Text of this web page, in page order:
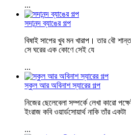
...
সদানন্দ ব্যাঙের গল্প
বিষাই সাপের খুব মন খারাপ। তার বৌ
সে ঘরের এক কোণে সেই যে
...
স্কুল আর অবিনাশ স্যারের গল্প
নিজের ছেলেবেলা সম্পর্কে লেখা কারো
ইংরাজ কবি ওয়ার্ডসোয়ার্থ নাকি তাঁর একটা
...